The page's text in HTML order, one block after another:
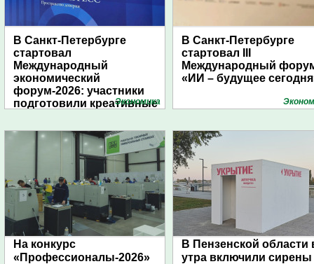
В Санкт-Петербурге
стартовал
Международный
экономический
форум-2026: участники
подготовили креативные
Экономика
В Санкт-Петербурге
стартовал III
Международный
«ИИ – будущее
На конкурс
«Профессионалы-2026»
В Пензенской области
утра включили сирены